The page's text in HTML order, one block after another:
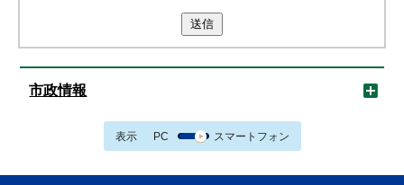
送信
市政情報
表示 PC スマートフォン